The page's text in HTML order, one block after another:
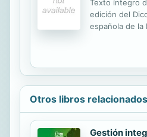
vendidos de
Más de 40
del español
numerosos
Definiciones
Texto íntegro
edición del
española de la
Otros libros
Gestión